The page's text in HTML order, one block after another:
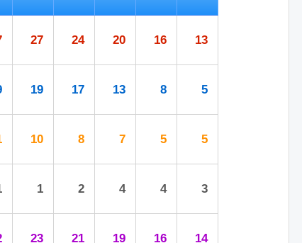
27
19
10
1
23
24
17
8
2
21
20
13
7
4
19
16
8
5
4
16
13
5
5
3
14